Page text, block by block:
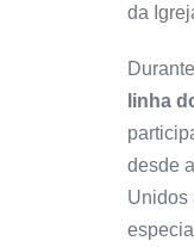
da
linha
desde
Unidos